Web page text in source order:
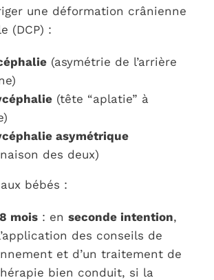
une déformation crânienne
(DCP) :
(asymétrie de l’arrière
(tête “aplatie” à
asymétrique
des deux)
bébés :
mois : en seconde intention,
des conseils de
et d’un traitement de
bien conduit, si la